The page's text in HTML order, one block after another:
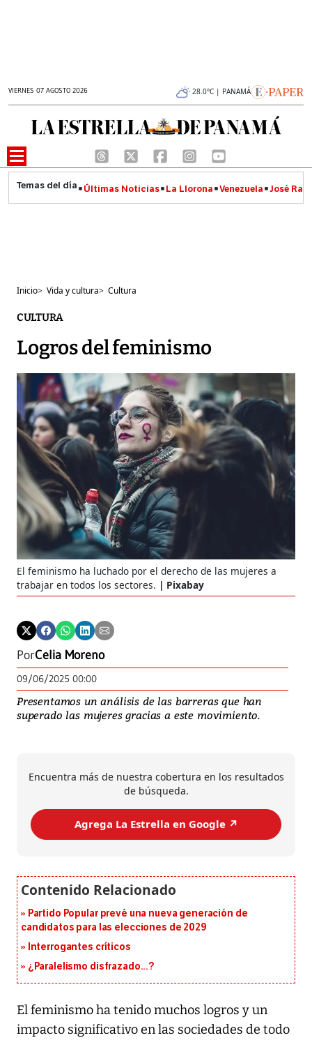
VIERNES 07 AGOSTO 2026 28.0°C | PANAMÁ
Últimas Noticias La Llorona Venezuela José
Inicio> Vida y cultura> Cultura
CULTURA
Logros del feminismo
El feminismo ha luchado por el derecho de las mujeres a
trabajar en todos los sectores.
Pixabay
PorCelia Moreno
09/06/2025 00:00
Presentamos un análisis de las barreras que han
superado las mujeres gracias a este movimiento.
Encuentra más de nuestra cobertura en los resultados
de búsqueda.
Agrega La Estrella en Google ↗️
Partido Popular prevé una nueva generación de
candidatos para las elecciones de 2029
Interrogantes críticos
¿Paralelismo disfrazado...?
El feminismo ha tenido muchos logros y un
impacto significativo en las sociedades de todo